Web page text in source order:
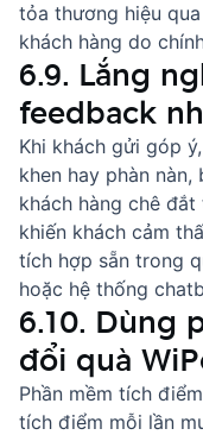
tỏa thương hiệu qua
khách hàng do
6.9. Lắng
feedback
Khi khách gửi góp
khen hay phàn
khách hàng chê đắt
khiến khách cảm
tích hợp sẵn trong
hoặc hệ thống
6.10. Dùng
đổi quà
Phần mềm tích
tích điểm mỗi lần